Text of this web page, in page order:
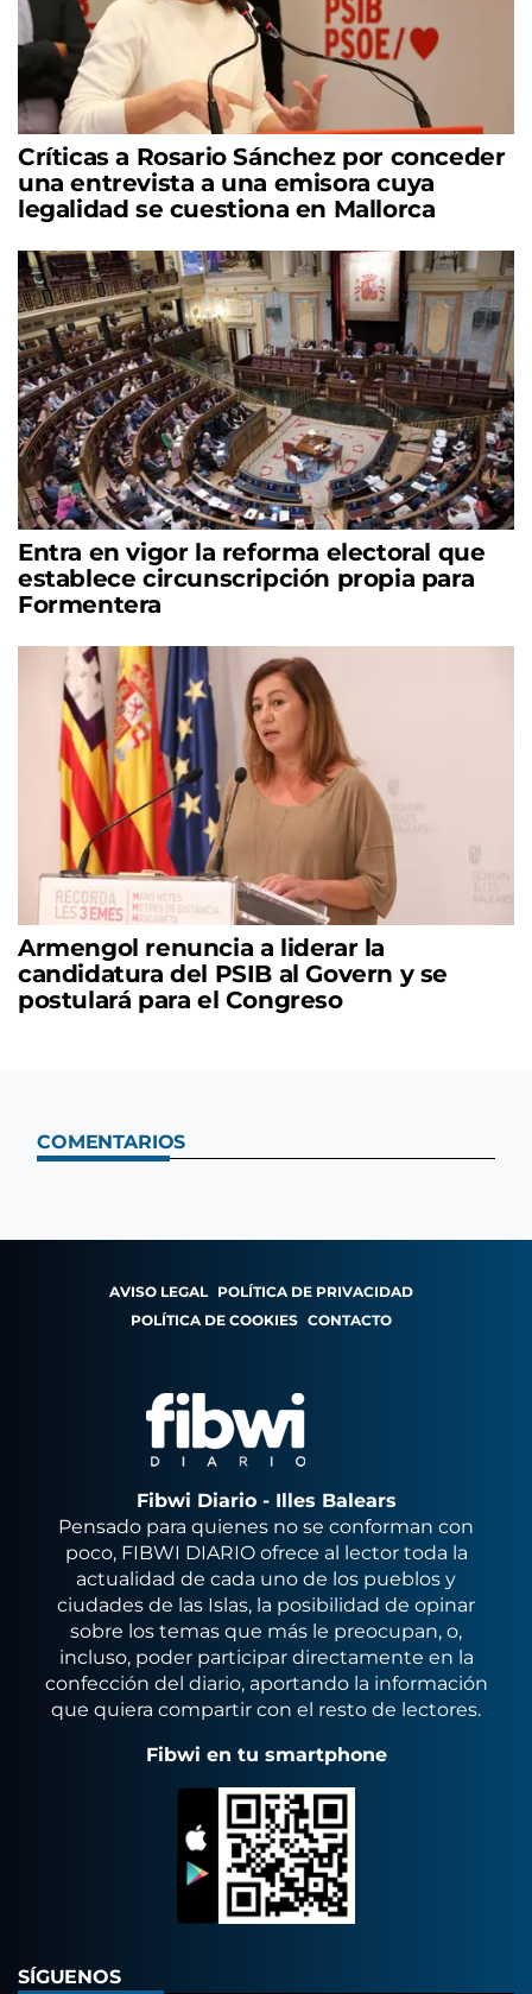
Críticas a Rosario Sánchez por conceder
una entrevista a una emisora cuya
legalidad se cuestiona en Mallorca
Entra en vigor la reforma electoral que
establece circunscripción propia para
Formentera
Armengol renuncia a liderar la
candidatura del PSIB al Govern y se
postulará para el Congreso
COMENTARIOS
AVISO LEGAL POLÍTICA DE PRIVACIDAD
POLÍTICA DE COOKIES CONTACTO
Fibwi Diario - Illes Balears
Pensado para quienes no se conforman con
poco, FIBWI DIARIO ofrece al lector toda la
actualidad de cada uno de los pueblos y
ciudades de las Islas, la posibilidad de opinar
sobre los temas que más le preocupan, o,
incluso, poder participar directamente en la
confección del diario, aportando la información
que quiera compartir con el resto de lectores.
Fibwi en tu smartphone
SÍGUENOS